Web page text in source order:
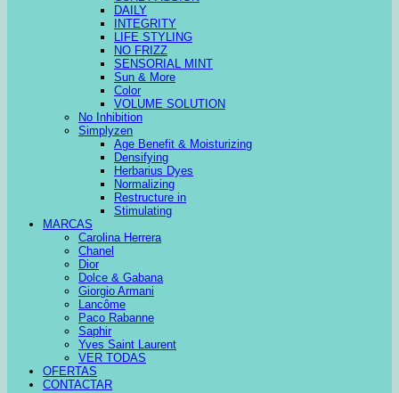
DAILY
INTEGRITY
LIFE STYLING
NO FRIZZ
SENSORIAL MINT
Sun & More
Color
VOLUME SOLUTION
No Inhibition
Simplyzen
Age Benefit & Moisturizing
Densifying
Herbarius Dyes
Normalizing
Restructure in
Stimulating
MARCAS
Carolina Herrera
Chanel
Dior
Dolce & Gabana
Giorgio Armani
Lancôme
Paco Rabanne
Saphir
Yves Saint Laurent
VER TODAS
OFERTAS
CONTACTAR